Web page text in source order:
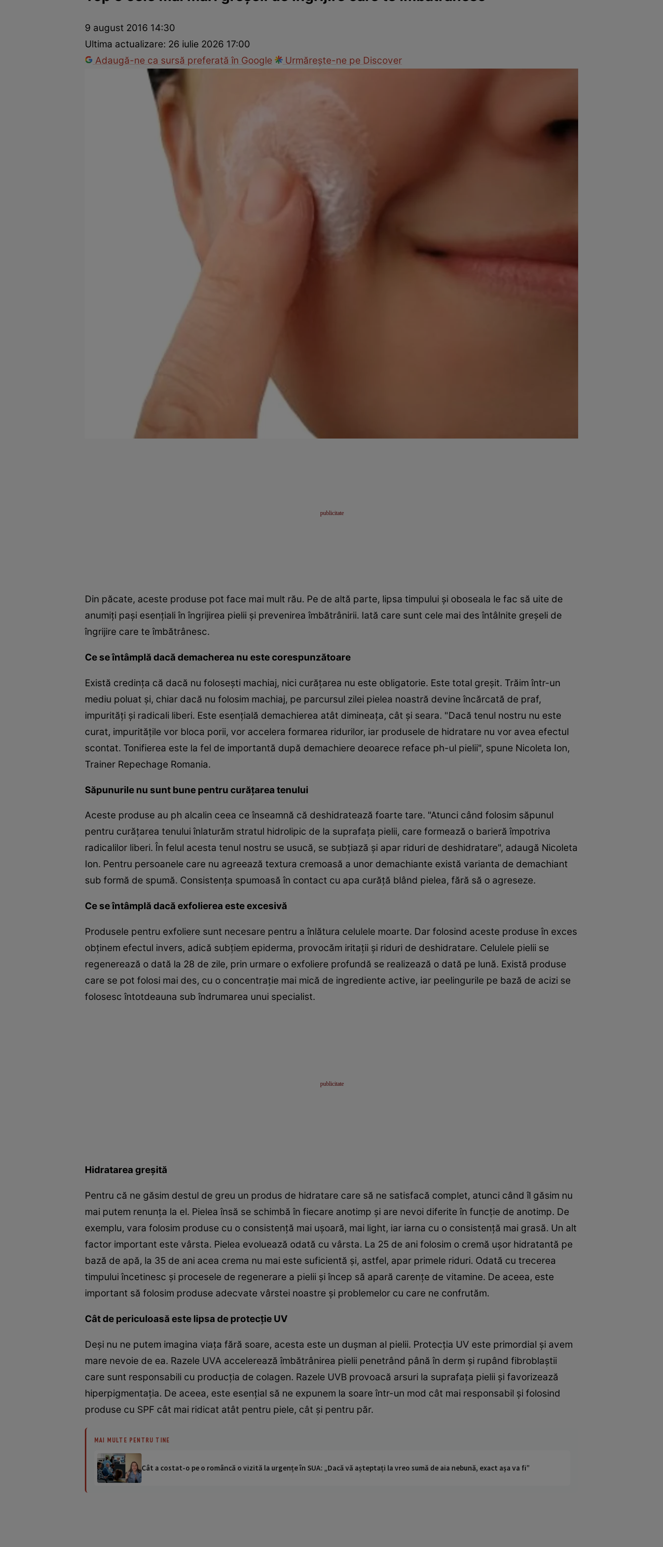
Prevenție și tratament Remedii naturisteMedicii răspund
9 august 2016 14:30
Ultima actualizare: 26 iulie 2026 17:00
Adaugă-ne ca sursă preferată în Google
Urmărește-ne pe Discover
Din păcate, aceste produse pot face mai mult rău. Pe de altă parte, lipsa timpului şi oboseala le fac să uite de
anumiţi paşi esenţiali în îngrijirea pielii şi prevenirea îmbătrânirii. Iată care sunt cele mai des întâlnite greşeli de
îngrijire care te îmbătrânesc.
Ce se întâmplă dacă demacherea nu este corespunzătoare
Există credinţa că dacă nu foloseşti machiaj, nici curăţarea nu este obligatorie. Este total greşit. Trăim într-un
mediu poluat şi, chiar dacă nu folosim machiaj, pe parcursul zilei pielea noastră devine încărcată de praf,
impurităţi şi radicali liberi. Este esenţială demachierea atât dimineaţa, cât şi seara. "Dacă tenul nostru nu este
curat, impurităţile vor bloca porii, vor accelera formarea ridurilor, iar produsele de hidratare nu vor avea efectul
scontat. Tonifierea este la fel de importantă după demachiere deoarece reface ph-ul pielii", spune Nicoleta Ion,
Trainer Repechage Romania.
Săpunurile nu sunt bune pentru curăţarea tenului
Aceste produse au ph alcalin ceea ce înseamnă că deshidratează foarte tare. "Atunci când folosim săpunul
pentru curăţarea tenului înlaturăm stratul hidrolipic de la suprafaţa pielii, care formează o barieră împotriva
radicalilor liberi. În felul acesta tenul nostru se usucă, se subţiază şi apar riduri de deshidratare", adaugă Nicoleta
Ion. Pentru persoanele care nu agreează textura cremoasă a unor demachiante există varianta de demachiant
sub formă de spumă. Consistenţa spumoasă în contact cu apa curăţă blând pielea, fără să o agreseze.
Ce se întâmplă dacă exfolierea este excesivă
Produsele pentru exfoliere sunt necesare pentru a înlătura celulele moarte. Dar folosind aceste produse în exces
obţinem efectul invers, adică subţiem epiderma, provocăm iritaţii şi riduri de deshidratare. Celulele pielii se
regenerează o dată la 28 de zile, prin urmare o exfoliere profundă se realizează o dată pe lună. Există produse
care se pot folosi mai des, cu o concentraţie mai mică de ingrediente active, iar peelingurile pe bază de acizi se
folosesc întotdeauna sub îndrumarea unui specialist.
Hidratarea greşită
Pentru că ne găsim destul de greu un produs de hidratare care să ne satisfacă complet, atunci când îl găsim nu
mai putem renunţa la el. Pielea însă se schimbă în fiecare anotimp şi are nevoi diferite în funcţie de anotimp. De
exemplu, vara folosim produse cu o consistenţă mai uşoară, mai light, iar iarna cu o consistenţă mai grasă. Un alt
factor important este vârsta. Pielea evoluează odată cu vârsta. La 25 de ani folosim o cremă uşor hidratantă pe
bază de apă, la 35 de ani acea crema nu mai este suficientă şi, astfel, apar primele riduri. Odată cu trecerea
timpului încetinesc şi procesele de regenerare a pielii şi încep să apară carenţe de vitamine. De aceea, este
important să folosim produse adecvate vârstei noastre şi problemelor cu care ne confrutăm.
Cât de periculoasă este lipsa de protecţie UV
Deşi nu ne putem imagina viaţa fără soare, acesta este un duşman al pielii. Protecţia UV este primordial şi avem
mare nevoie de ea. Razele UVA accelerează îmbătrânirea pielii penetrând până în derm şi rupând fibroblaştii
care sunt responsabili cu producţia de colagen. Razele UVB provoacă arsuri la suprafaţa pielii şi favorizează
hiperpigmentaţia. De aceea, este esenţial să ne expunem la soare într-un mod cât mai responsabil şi folosind
produse cu SPF cât mai ridicat atât pentru piele, cât şi pentru păr.
MAI MULTE PENTRU TINE
Cât a costat-o pe o româncă o vizită la urgențe în SUA: „Dacă vă așteptați la vreo sumă de aia nebună, exact așa va fi”